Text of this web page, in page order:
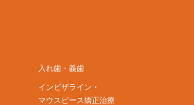
入れ歯・義歯
インビザライン・
マウスピース矯正治療